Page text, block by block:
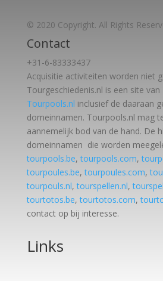
© 2020 Copyright. All Rights
Contact
+31-6-83333437
Acquisitie activiteiten worden niet
Tourgeschiedenis.nl is een site
Tourpools.nl inclusief de daaraan
domeinnamen. Tourpools.nl mag
aannemelijk bod van de hand. De
domeinnamen die worden
tourpools.be,tourpools.com,
tourpoules.be,tourpoules.com,
tourpouls.nl,tourspellen.nl,
tourtotos.be,tourtotos.com,
contact op bij interesse.
Links